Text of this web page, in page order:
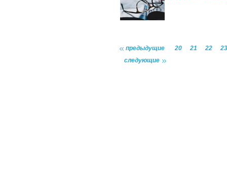
предыдущие 20 21 22
23
следующие